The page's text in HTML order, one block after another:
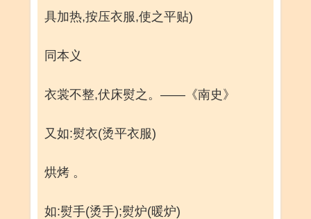
具加热,按压衣服,使之平贴)
同本义
衣裳不整,伏床熨之。——《南史》
又如:熨衣(烫平衣服)
烘烤 。
如:熨手(烫手);熨炉(暖炉)